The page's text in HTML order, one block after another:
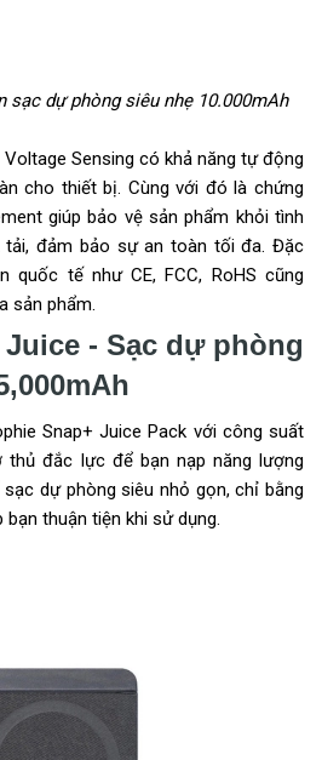
sạc dự phòng siêu nhẹ 10.000mAh
Sensing có khả năng tự động
cho thiết bị. Cùng với đó là chứng
giúp bảo vệ sản phẩm khỏi tình
tải, đảm bảo sự an toàn tối đa. Đặc
quốc tế như CE, FCC, RoHS cũng
sản phẩm.
- Sạc dự phòng
Snap+ Juice Pack với công suất
thủ đắc lực để bạn nạp năng lượng
dự phòng siêu nhỏ gọn, chỉ bằng
thuận tiện khi sử dụng.